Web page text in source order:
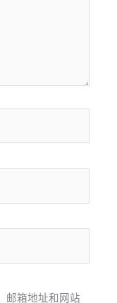
邮箱地址和网站